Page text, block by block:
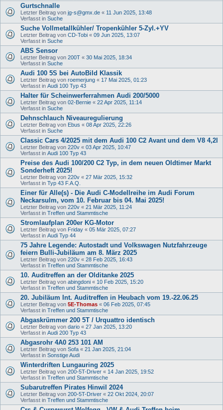
Gurtschnalle
Letzter Beitrag von jg-s@gmx.de « 11 Jun 2025, 13:48
Verfasst in Suche
Suche Vollmetallkühler/ Tropenkühler 5-Zyl.+YV
Letzter Beitrag von CD-Tobi « 09 Jun 2025, 13:07
Verfasst in Suche
ABS Sensor
Letzter Beitrag von 200T « 30 Mai 2025, 18:34
Verfasst in Suche
Audi 100 5S bei AutoBild Klassik
Letzter Beitrag von roemerjung « 17 Mai 2025, 01:23
Verfasst in Audi 100 Typ 43
Halter für Scheinwerferrahmen Audi 200/5000
Letzter Beitrag von 02-Bernie « 22 Apr 2025, 11:14
Verfasst in Suche
Dehnschlauch Niveauregulierung
Letzter Beitrag von Ebus « 08 Apr 2025, 22:26
Verfasst in Suche
Classic Cars 4/2025 mit dem Audi 100 C2 Avant und dem V8 4,2l
Letzter Beitrag von 220v « 03 Apr 2025, 10:47
Verfasst in Audi 100 Typ 43
Preise des Audi 100/200 C2 Typ, in dem neuen Oldtimer Markt
Sonderheft 2025!
Letzter Beitrag von 220v « 27 Mär 2025, 15:32
Verfasst in Typ 43 F.A.Q.
Einer für Alle(s) - Die Audi C-Modellreihe im Audi Forum
Neckarsulm, vom 10. Februar bis 04. Mai 2025!
Letzter Beitrag von 220v « 21 Mär 2025, 11:24
Verfasst in Treffen und Stammtische
Stromlaufplan 200er KG-Motor
Letzter Beitrag von Friday « 05 Mär 2025, 07:27
Verfasst in Audi Typ 44
75 Jahre Legende: Autostadt und Volkswagen Nutzfahrzeuge
feiern Bulli-Jubiläum am 8. März 2025
Letzter Beitrag von 220v « 28 Feb 2025, 16:43
Verfasst in Treffen und Stammtische
10. Auditreffen an der Olditanke 2025
Letzter Beitrag von abingdoni « 10 Feb 2025, 15:20
Verfasst in Treffen und Stammtische
20. Jubiläum Int. Auditreffen in Heubach vom 19.-22.06.25
Letzter Beitrag von 5E-Thomas « 06 Feb 2025, 07:45
Verfasst in Treffen und Stammtische
Abgaskrümmer 200 5T / Urquattro identisch
Letzter Beitrag von dario « 27 Jan 2025, 13:20
Verfasst in Audi 200 Typ 43
Abgasrohr 4A0 253 101 AM
Letzter Beitrag von Sofa « 21 Jan 2025, 21:04
Verfasst in Sonstige Audi
Winterdriften Lungauring 2025
Letzter Beitrag von 200-5T-Driver « 14 Jan 2025, 19:52
Verfasst in Treffen und Stammtische
Subarutreffen Pirates Hinwil 2024
Letzter Beitrag von 200-5T-Driver « 22 Okt 2024, 20:07
Verfasst in Treffen und Stammtische